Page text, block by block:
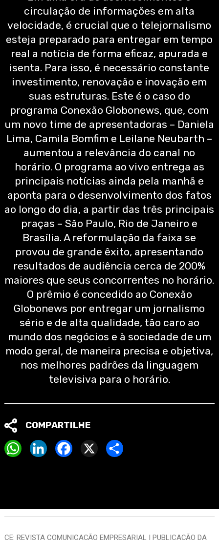
circulação de informações em alta
velocidade, é crucial que o telejornalismo
esteja preparado para entregar em tempo
real a notícia de forma eficaz, apurada e
isenta. Para isso, é necessário constante
investimento, renovação e inovação em
suas estruturas. Este é o caso do
programa Conexão Globonews, que, com
um novo time de apresentadoras – Daniela
Lima, Camila Bomfim e Leilane Neubarth –
aumentou a relevância do canal no
horário. O programa ao vivo entrega as
principais notícias ainda pela manhã e
aponta para o desenvolvimento dos fatos
ao longo do dia, a partir das três principais
praças – São Paulo, Rio de Janeiro e
Brasília. A reformulação da faixa se
provou de grande êxito, apresentando
resultados de audiência cerca de 200%
maiores que seus concorrentes no horário.
O prêmio é concedido ao Conexão
Globonews por entregar um jornalismo
sério e de alta qualidade, tão caro ao
mundo dos negócios e à sociedade de um
modo geral, de maneira precisa e objetiva,
nos melhores padrões da linguagem
televisiva para o horário.
COMPARTILHE
WhatsAppLinkedInFacebook
X Share
CE: REVISTA COMUNICAÇÃO EMPRESARIAL | PUBLICAÇÃO DA